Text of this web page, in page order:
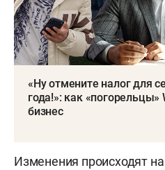
«Ну отмените налог для
года!»: как
бизнес
Изменения происходят